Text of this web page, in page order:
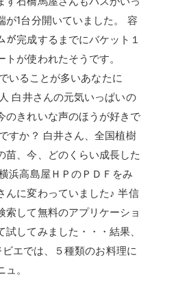
が1台分開いていました。 容
が完成するまでにバケット１
が使われたそうです。
いることが多いあなたに
白井さんの元気いっぱいの
のきれいな声のほうが好きで
すか？ 白井さん、全国植樹
苗、今、どのくらい成長した
浜高島屋ＨＰのＰＤＦをみ
んに変わっていました♪ 半信
索して無料のアプリケーショ
してみました・・・結果、
エでは、５種類のお料理に
。